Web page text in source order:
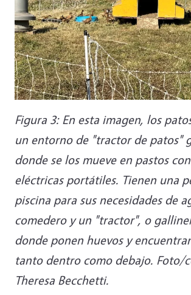
Figura 3: En esta imagen, los
un entorno de "tractor de patos"
donde se los mueve en pastos
eléctricas portátiles. Tienen una
piscina para sus necesidades de
comedero y un "tractor", o
donde ponen huevos y
tanto dentro como debajo. Foto/
Theresa Becchetti.